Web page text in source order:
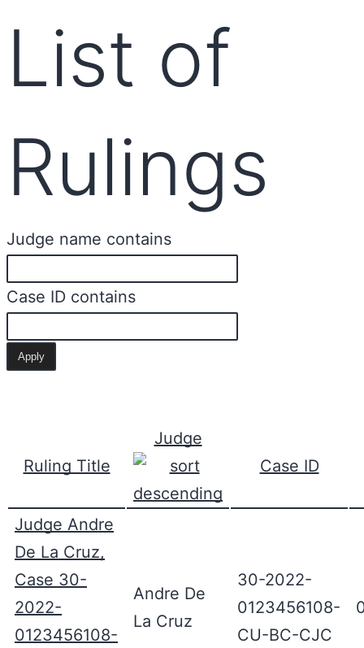
List of
Rulings
Judge name contains
Case ID contains
Ruling Title
Judge
Case ID
Judge Andre
De La Cruz,
Case 30-
2022-
0123456108-
Andre De
La Cruz
30-2022-
0123456108-
CU-BC-CJC